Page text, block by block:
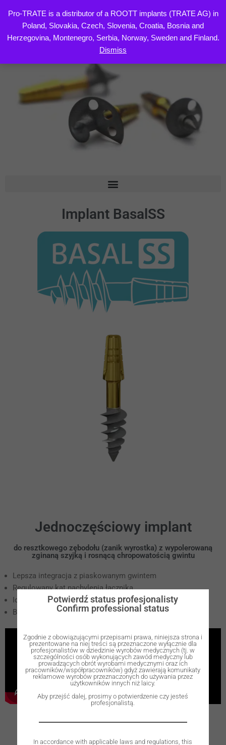
Pro-TRATE is a distributor of a ROOTT implants (TRATE AG) in
Poland, Slovakia, Czech, Slovenia, Croatia, Bosnia and
Herzegovina, Montenegro, Serbia, Norway, Sweden and Finland.
Dismiss
to
Implant BasalSS
Jednoczęściowy implant
do resztkowego zębodołu (zanik wyrostka) z wypolerowaną
zginaną szyjką i rosnącą chropowatością gwintu
Lepsza integracja z piaskowanym gwintem
Regulowany kąt nachylenia łącznika
Idealny do wąskich wyrostków
Brak efektu pompowania
Potwierdź status profesjonalisty
Confirm professional status
Zgodnie z obowiązującymi przepisami prawa, niniejsza strona i
prezentowane na niej treści są przeznaczone wyłącznie dla
profesjonalistów w dziedzinie wyrobów medycznych (tj. w
szczególności osób wykonujących zawód medyczny lub
prowadzących obrót wyrobami medycznymi oraz ich
pracowników/współpracowników) gdyż zawierają komunikaty
reklamowe wyrobów przeznaczonych do używania przez
użytkowników innych niż laicy.
Aby przejść dalej, prosimy o potwierdzenie czy jesteś
profesjonalistą.
In accordance with applicable laws and regulations, this